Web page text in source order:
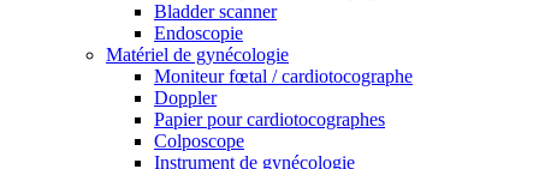
Bladder scanner
Endoscopie
Matériel de gynécologie
Moniteur fœtal / cardiotocographe
Doppler
Papier pour cardiotocographes
Colposcope
Instrument de gynécologie